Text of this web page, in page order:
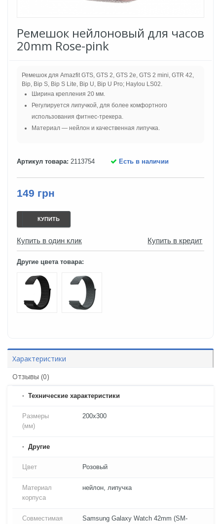
Ремешок нейлоновый для часов
20mm Rose-pink
Ремешок для Amazfit GTS, GTS 2, GTS 2e, GTS 2 mini, GTR 42,
Bip, Bip S, Bip S Lite, Bip U, Bip U Pro; Haylou LS02.
Ширина крепления 20 мм.
Регулируется липучкой, для более комфортного
использования фитнес-трекера.
Материал — нейлон и качественная липучка.
Артикул товара: 2113754 Есть в наличии
149 грн
КУПИТЬ
Купить в один клик Купить в кредит
Другие цвета товара:
Характеристики
Отзывы (0)
Технические характеристики
Размеры
(мм)
200х300
Другие
Цвет Розовый
Материал
корпуса
нейлон, липучка
Совместимая
Samsung Galaxy Watch 42mm (SM-